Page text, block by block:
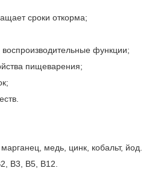
сроки откорма;
функции;
пищеварения;
медь, цинк, кобальт, йод.
В3, В5, В12.